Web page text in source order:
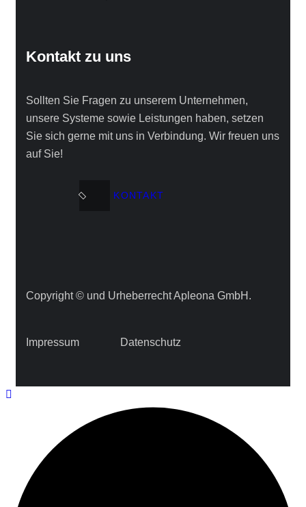
Kontakt zu uns
Sollten Sie Fragen zu unserem Unternehmen,
unsere Systeme sowie Leistungen haben, setzen
Sie sich gerne mit uns in Verbindung. Wir freuen uns
auf Sie!
KONTAKT
Copyright © und Urheberrecht Apleona GmbH.
Impressum Datenschutz